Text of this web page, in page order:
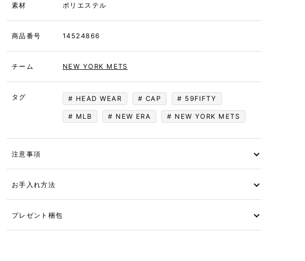
素材 ポリエステル
商品番号 14524866
チーム NEW YORK METS
タグ HEAD WEAR CAP 59FIFTY
MLB NEW ERA NEW YORK METS
注意事項
お手入れ方法
プレゼント梱包